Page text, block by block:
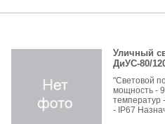
Уличный
ДиУС-80/
"Световой
мощность -
температур
- IP67